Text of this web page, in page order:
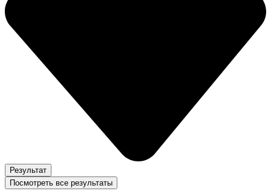
Результат
Посмотреть все результаты